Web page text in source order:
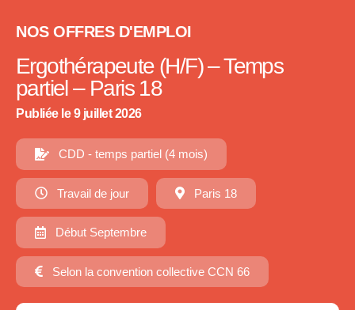
NOS OFFRES D'EMPLOI
Ergothérapeute (H/F) – Temps
partiel – Paris 18
Publiée le 9 juillet 2026
CDD - temps partiel (4 mois)
Travail de jour Paris 18
Début Septembre
Selon la convention collective CCN 66